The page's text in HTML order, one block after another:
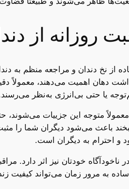
روزانه از
از نخ دندان و مراجعه منظم به
دهان اهمیت می‌دهند، معمولاً
یا حتی بی‌انرژی به‌نظر
معمولاً متوجه این جزییات
باعث می‌شود دیگران شما را
و احترام به دیگران است.
در ناخودآگاه خودتان نیز اثر
ساده به مرور زمان می‌تواند کیفیت